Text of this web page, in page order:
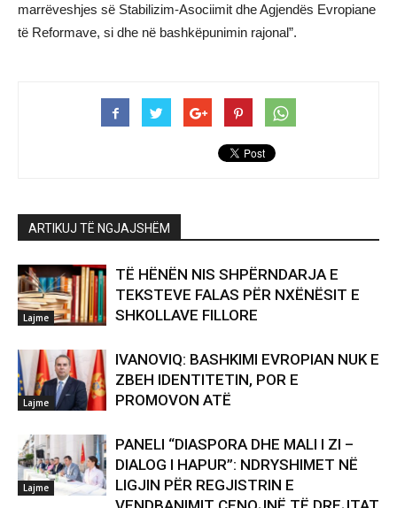
marrëveshjes së Stabilizim-Asociimit dhe Agjendës Evropiane
të Reformave, si dhe në bashkëpunimin rajonal”.
ARTIKUJ TË NGJAJSHËM
Lajme
TË HËNËN NIS SHPËRNDARJA E
TEKSTEVE FALAS PËR NXËNËSIT E
SHKOLLAVE FILLORE
Lajme
IVANOVIQ: BASHKIMI EVROPIAN NUK E
ZBEH IDENTITETIN, POR E
PROMOVON ATË
Lajme
PANELI “DIASPORA DHE MALI I ZI –
DIALOG I HAPUR”: NDRYSHIMET NË
LIGJIN PËR REGJISTRIN E